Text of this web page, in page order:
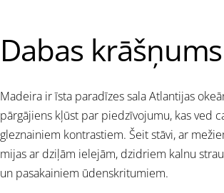
Dabas krāšņums
Madeira ir īsta paradīzes sala Atlantijas
pārgājiens kļūst par piedzīvojumu, kas ved
gleznainiem kontrastiem. Šeit stāvi, ar
mijas ar dziļām ielejām, dzidriem kalnu
un pasakainiem ūdenskritumiem.